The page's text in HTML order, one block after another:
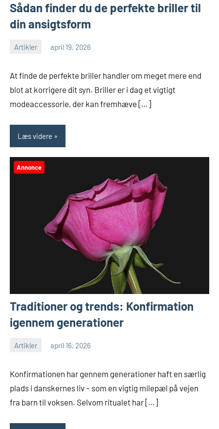
Sådan finder du de perfekte briller til
din ansigtsform
Artikler april 19, 2026
At finde de perfekte briller handler om meget mere end
blot at korrigere dit syn. Briller er i dag et vigtigt
modeaccessorie, der kan fremhæve […]
Læs videre
Annonce
Traditioner og trends: Konfirmation
igennem generationer
Artikler april 16, 2026
Konfirmationen har gennem generationer haft en særlig
plads i danskernes liv – som en vigtig milepæl på vejen
fra barn til voksen. Selvom ritualet har […]